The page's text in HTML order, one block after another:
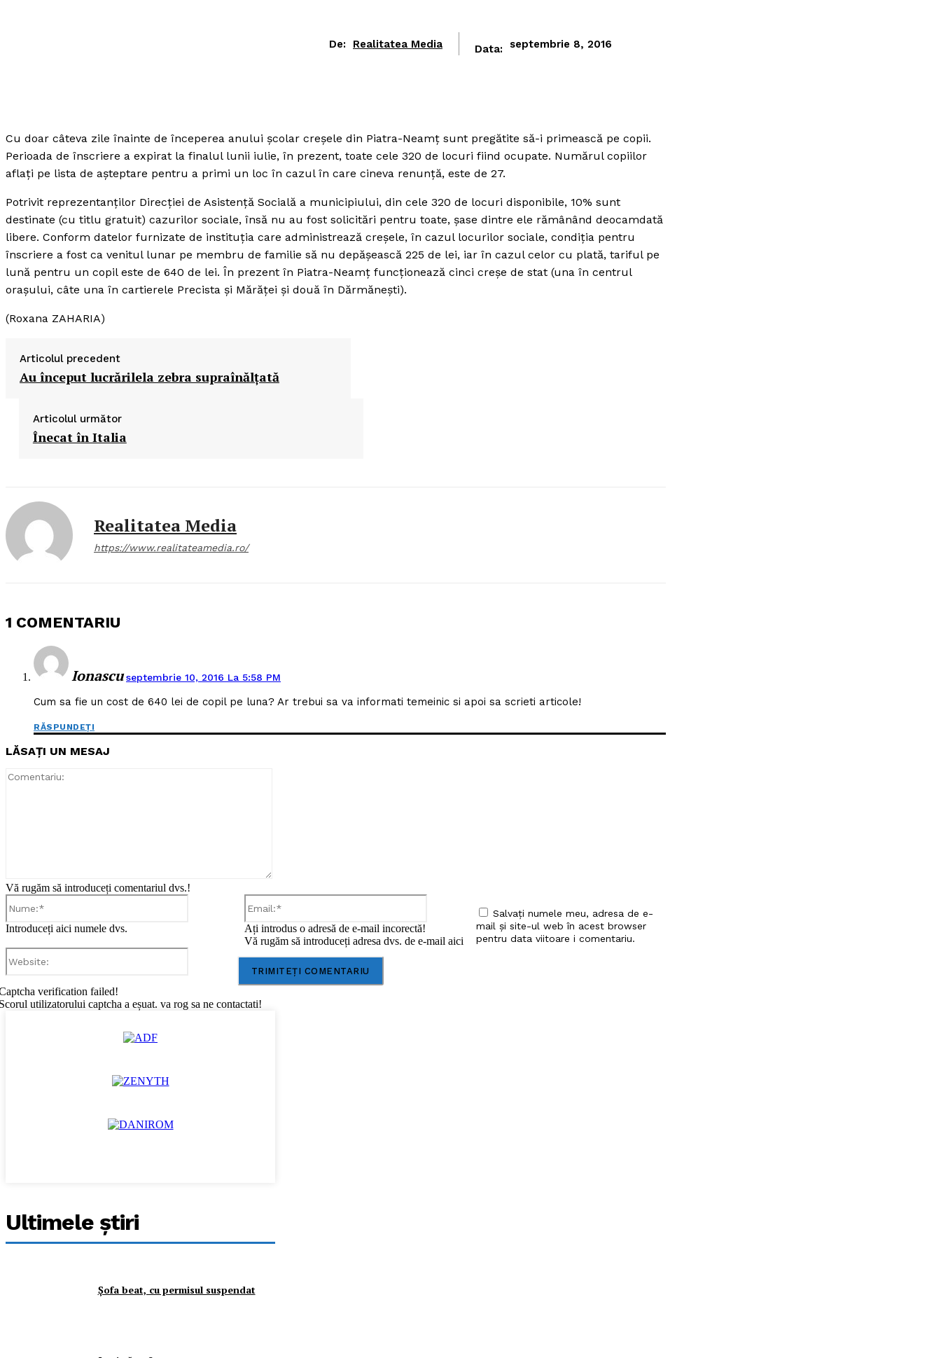
De: Realitatea Media Data: septembrie 8, 2016
Cu doar câteva zile înainte de începerea anului şcolar creşele din Piatra-Neamţ sunt pregătite să-i primească pe copii.
Perioada de înscriere a expirat la finalul lunii iulie, în prezent, toate cele 320 de locuri fiind ocupate. Numărul copiilor
aflaţi pe lista de aşteptare pentru a primi un loc în cazul în care cineva renunţă, este de 27.
Potrivit reprezentanţilor Direcţiei de Asistenţă Socială a municipiului, din cele 320 de locuri disponibile, 10% sunt
destinate (cu titlu gratuit) cazurilor sociale, însă nu au fost solicitări pentru toate, şase dintre ele rămânând deocamdată
libere. Conform datelor furnizate de instituţia care administrează creşele, în cazul locurilor sociale, condiţia pentru
înscriere a fost ca venitul lunar pe membru de familie să nu depăşească 225 de lei, iar în cazul celor cu plată, tariful pe
lună pentru un copil este de 640 de lei. În prezent în Piatra-Neamţ funcţionează cinci creşe de stat (una în centrul
oraşului, câte una în cartierele Precista şi Mărăţei şi două în Dărmăneşti).
(Roxana ZAHARIA)
Articolul precedent
Au început lucrărilela zebra supraînălţată
Articolul următor
Înecat în Italia
Realitatea Media
https://www.realitateamedia.ro/
1 COMENTARIU
Ionascu septembrie 10, 2016 La 5:58 PM
Cum sa fie un cost de 640 lei de copil pe luna? Ar trebui sa va informati temeinic si apoi sa scrieti articole!
RĂSPUNDEȚI
LĂSAȚI UN MESAJ
Vă rugăm să introduceți comentariul dvs.!
Introduceți aici numele dvs.
Email:*
Ați introdus o adresă de e-mail incorectă!
Vă rugăm să introduceți adresa dvs. de e-mail aici
Salvați numele meu, adresa de e-
mail și site-ul web în acest browser
pentru data viitoare i comentariu.
verification failed!
utilizatorului captcha a eșuat. va rog sa ne contactati!
Ultimele ştiri
Şofa beat, cu permisul suspendat